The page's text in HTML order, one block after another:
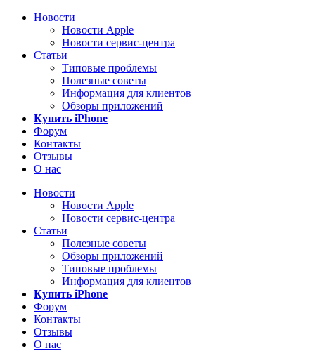
Новости
Новости Apple
Новости сервис-центра
Статьи
Типовые проблемы
Полезные советы
Информация для клиентов
Обзоры приложений
Купить iPhone
Форум
Контакты
Отзывы
О нас
Новости
Новости Apple
Новости сервис-центра
Статьи
Полезные советы
Обзоры приложений
Типовые проблемы
Информация для клиентов
Купить iPhone
Форум
Контакты
Отзывы
О нас